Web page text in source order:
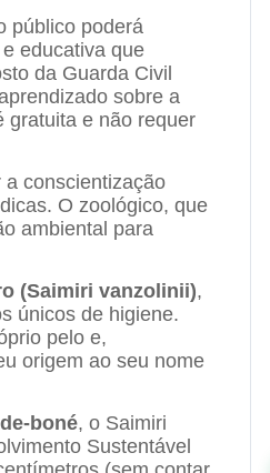
público poderá
educativa que
da Guarda Civil
sobre a
gratuita e não requer
conscientização
O zoológico, que
ambiental para
(Saimiri vanzolinii),
únicos de higiene.
pelo e,
origem ao seu nome
boné, o Saimiri
Sustentável